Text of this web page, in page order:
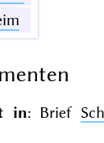
in: Brief